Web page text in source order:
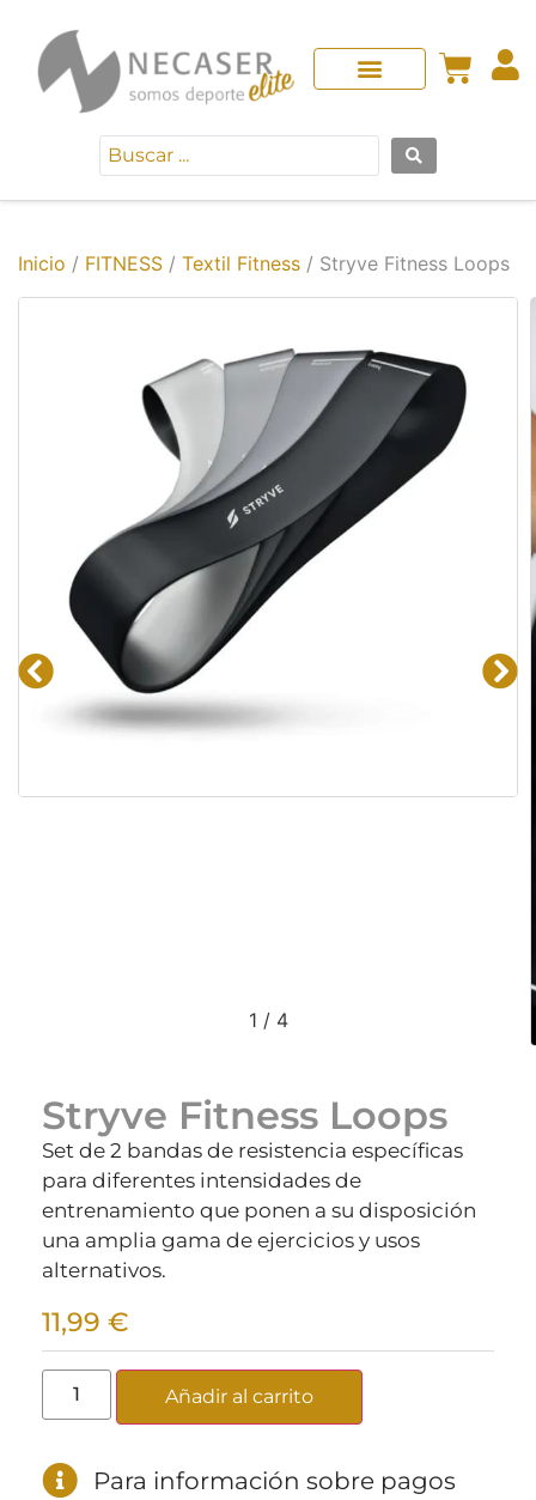
Inicio / FITNESS / Textil Fitness / Stryve Fitness Loops
1 / 4
Stryve Fitness Loops
Set de 2 bandas de resistencia específicas
para diferentes intensidades de
entrenamiento que ponen a su disposición
una amplia gama de ejercicios y usos
alternativos.
11,99 €
Añadir al carrito
Para información sobre pagos